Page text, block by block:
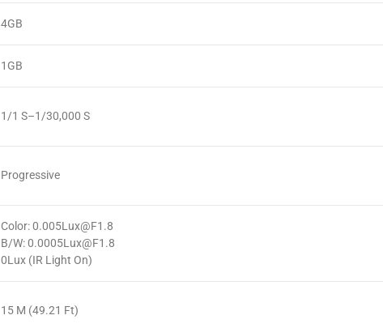
4GB
1GB
1/1 S–1/30,000 S
Progressive
Color: 0.005Lux@F1.8
B/W: 0.0005Lux@F1.8
0Lux (IR Light On)
15 M (49.21 Ft)